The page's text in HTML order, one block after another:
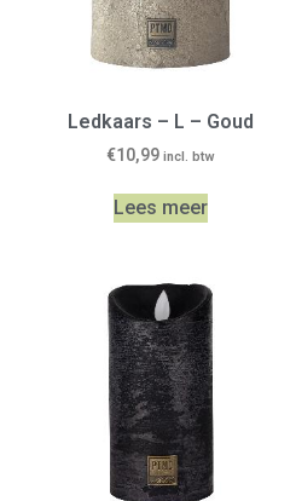
Ledkaars – L – Goud
€10,99 incl. btw
Lees meer